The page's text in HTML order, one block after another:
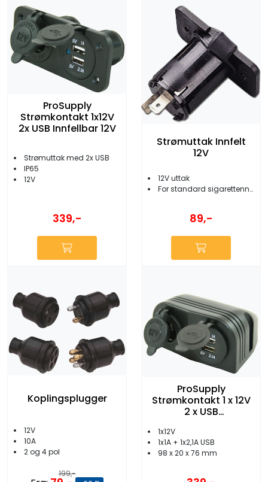
ProSupply
Strømkontakt 1x12V
2x USB Innfellbar 12V
Strømuttak med 2x USB
IP65
12V
339,-
Strømuttak Innfelt
12V
12V uttak
For standard sigarettennerplugg
89,-
Koplingsplugger
12V
10A
2 og 4 pol
199,-
ProSupply
Strømkontakt 1 x 12V
2 x USB
1x12V
1x1A + 1x2,1A USB
98 x 20 x 76 mm